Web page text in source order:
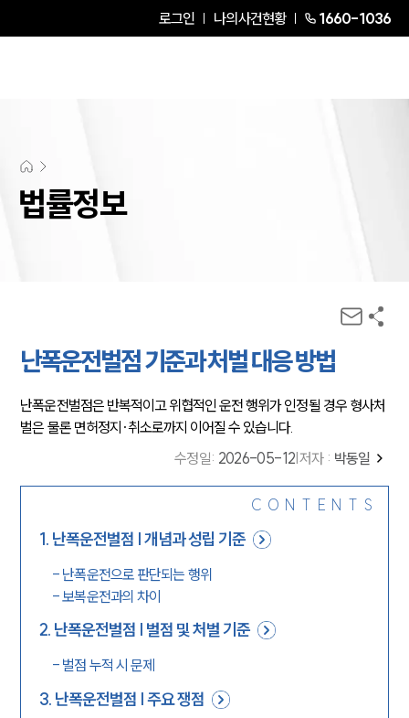
로그인 나의사건현황 1660-1036
법률정보
난폭운전벌점 기준과 처벌 대응 방법
난폭운전벌점은 반복적이고 위협적인 운전 행위가 인정될 경우 형사처
벌은 물론 면허정지·취소로까지 이어질 수 있습니다.
수정일: 2026-05-12 저자 : 박동일
CONTENTS
1. 난폭운전벌점 | 개념과 성립 기준
- 난폭운전으로 판단되는 행위
-보복운전과의 차이
2. 난폭운전벌점 | 벌점 및 처벌 기준
- 벌점 누적 시 문제
3. 난폭운전벌점 | 주요 쟁점